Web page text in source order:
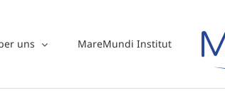
uns MareMundi Institut